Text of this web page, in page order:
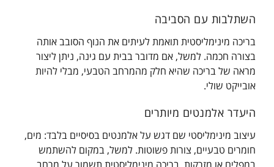
השתלבות עם הסביבה
בריכה מינימליסטית תואמת לעיתים את הנוף הסובב אותה
בצורה חכמה. למשל, אם מדובר בבית עם גינה, ניתן ליצור
מראה של בריכה שהיא חלק מהמרחב הטבעי, מבלי להיות
אובייקט שולי.
היעדר אלמנטים מיותרים
עיצוב מינימליסטי שם דגש על אלמנטים בסיסיים בלבד: מים,
חומרים טבעיים, צורות פשוטות. למשל, במקום להשתמש